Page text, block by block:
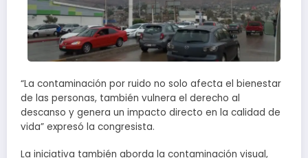
“La contaminación por ruido no solo afecta el bienestar
de las personas, también vulnera el derecho al
descanso y genera un impacto directo en la calidad de
vida” expresó la congresista.
La iniciativa también aborda la contaminación visual,